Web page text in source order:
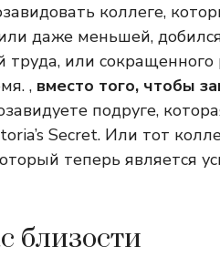
коллеге,
даже меньшей,
труда, или
, вместо того, чтобы
подруге,
Secret. Или тот
теперь является
близости